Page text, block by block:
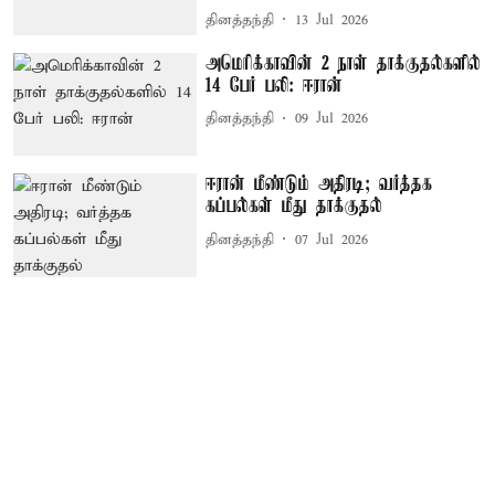
தினத்தந்தி 13 Jul 2026
அமெரிக்காவின் 2 நாள் தாக்குதல்களில்
14 பேர் பலி: ஈரான்
தினத்தந்தி 09 Jul 2026
ஈரான் மீண்டும் அதிரடி; வர்த்தக
கப்பல்கள் மீது தாக்குதல்
தினத்தந்தி 07 Jul 2026